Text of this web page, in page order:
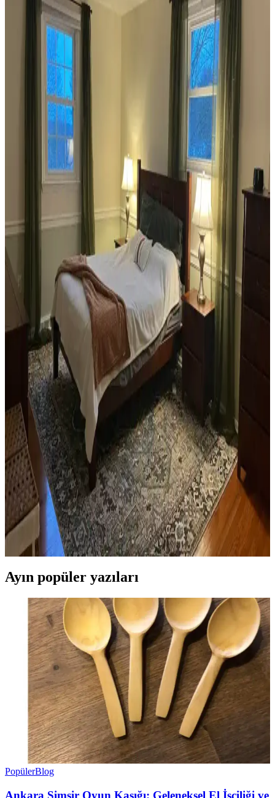
Reddit tartışması üzerinden ev dekorasyonunda renk uyumu,
mobilya yerleşimi ve aksesuar dengesi gibi unsurların yaşam
alanlarının estetik ve fonksiyonelliğini nasıl etkilediği inceleniyor.
Veranda Dekorasyonunda Bitki Seçimi, Aydınlatma
ve Mobilya Düzenlemeleriyle Estetik İyileştirme
Yöntemleri
Veranda dekorasyonunda bitkiler, halılar, aydınlatma ve mobilyaların
uyumlu kullanımı mekânı daha davetkâr ve fonksiyonel kılar. Doğru
seçimler verandanın atmosferini ve dış görünümünü güçlendirir.
Habitat'tan İkinci El Mobilya Alımı ve Ev
Dekorasyonunda Stil Oluşturma Yöntemleri
Habitat mağazalarından ikinci el mobilya alımı, ekonomik ve özgün
dekorasyon için fırsatlar sunar. Doğru seçim, temizlik ve stil
oluşturma evin atmosferini belirler.
Teal Renkli Sandalyenin Halı ve Dolapla
Uyumunda Renk Tonları ve Aksesuarların Rolü
Teal renkli sandalyenin halı ve dolapla uyumu, doğru renk tonları ve
aksesuar seçimiyle sağlanır. Halıdaki mavi-yeşil alt tonlar ve sıcak
ahşap dolap, teal rengini öne çıkarır, aksesuarlar ise denge oluşturur.
Yan Sehpa Boyama Renk Seçenekleri ve
Dekorasyon Uyumu İçin Rehber
Yan sehpa boyamada renk seçimi, mobilya ve dekorasyon uyumu
açısından önemlidir. Koyu tonlar, sıcak renkler ve doğal ahşap
görünümü seçenekleriyle estetik sonuçlar elde edilir.
Ev Kütüphanesi Yenileme: Renk, Dekorasyon ve
Konforun Dengeli Buluşması
Ev kütüphanesi yenilemesinde renklerin rahatlatıcı etkisi, kişisel
dekoratif öğeler ve konforlu mobilyalar ön plandadır. Tavan boyama
ve raf düzeni mekânın atmosferini zenginleştirir.
Yatak Odası Düzeni ve Dekorasyonunda Doğru
Yerleşim ve Tasarım İpuçları
Yatak odasında doğru mobilya yerleşimi, renk uyumu, aydınlatma
ve kişisel dokunuşlarla mekanın fonksiyonelliği ve estetiği artırılır.
Bu ipuçlarıyla odanız daha dengeli ve sıcak bir hale gelir.
Ayın popüler yazıları
PopülerBlog
Ankara Şimşir Oyun Kaşığı: Geleneksel El İşçiliği ve